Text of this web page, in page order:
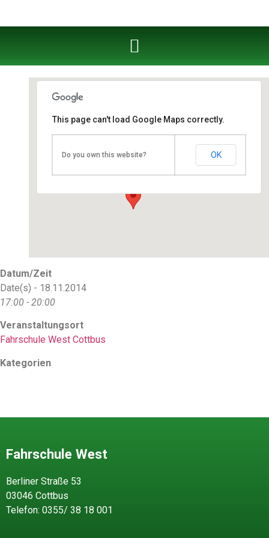
Berliner Straße 53 - Cottbus
This page can't load Google Maps correctly.
Do you own this website? OK
Datum/Zeit
Date(s) - 18.11.2014
17:00 - 20:00
Veranstaltungsort
Fahrschule West Cottbus
Kategorien
Fahrschule West
Berliner Straße 53
03046 Cottbus
Telefon: 0355/ 38 18 001